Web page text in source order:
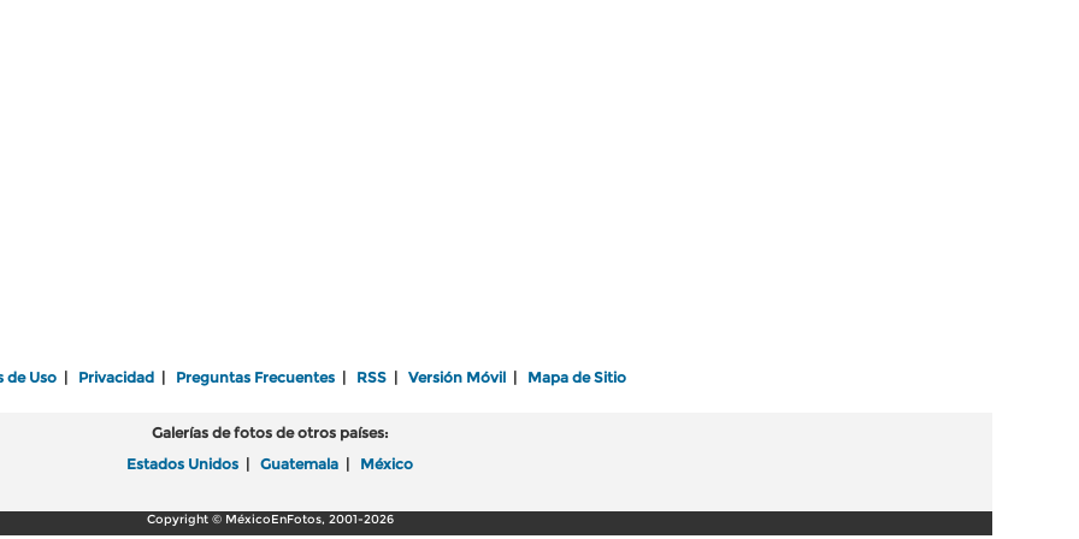
de Uso Privacidad Preguntas Frecuentes RSS Versión Móvil Mapa de Sitio
Galerías de fotos de otros países:
Estados Unidos
Guatemala México
Copyright © MéxicoEnFotos, 2001-2026